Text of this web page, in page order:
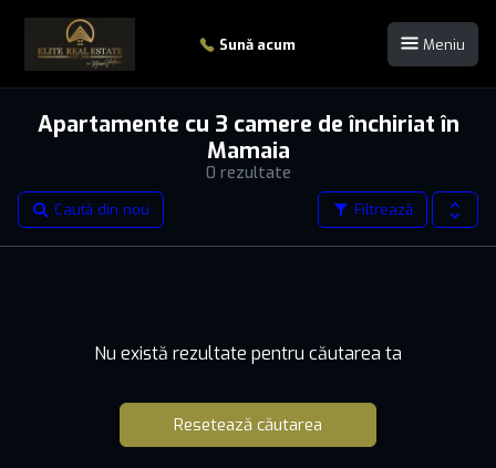
Sună acum Meniu
0 rezultate
Apartamente cu 3 camere de închiriat în
Mamaia
Filtrează
Caută din nou
Nu există rezultate pentru căutarea ta
Resetează căutarea